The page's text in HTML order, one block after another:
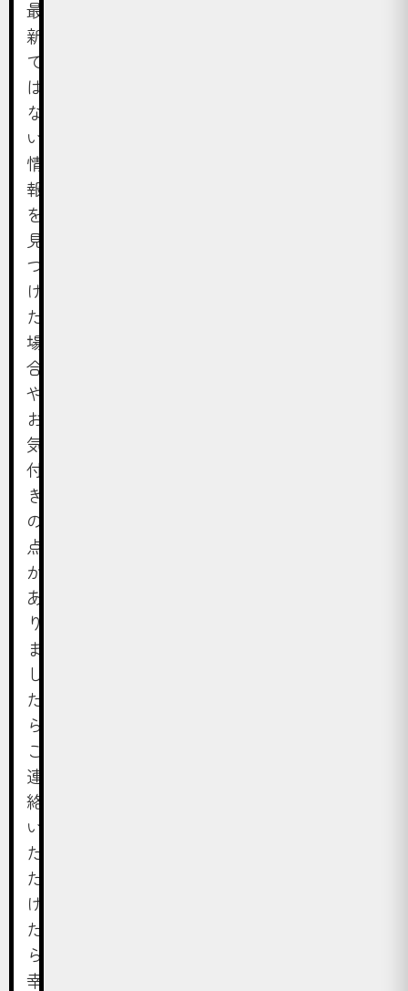
最
新
で
は
な
い
情
報
を
見
つ
け
た
場
合
や
お
気
付
き
の
点
が
あ
り
ま
し
た
ら、
ご
連
絡
い
た
だ
け
た
ら
幸